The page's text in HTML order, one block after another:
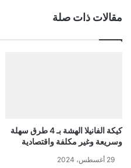
مقالات ذات صلة
كيكة الفانيلا الهشة بـ 4 طرق سهلة
وسريعة وغير مكلفة واقتصادية
29 أغسطس، 2024